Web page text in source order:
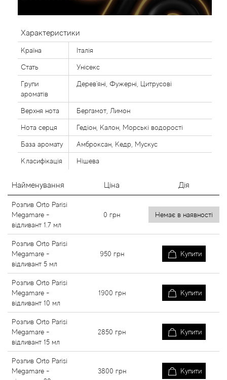
Характеристики
Країна Італія
Стать Унісекс
Групи
ароматів
Дерев'яні, Фужерні, Цитрусові
Верхня нота Бергамот, Лимон
Нота серця Гедіон, Калон, Морські водорості
База аромату Амброксан, Кедр, Мускус
Класифікація Нішева
Найменування Ціна Дія
Розпив Orto Parisi
Megamare -
відливант 1.7 мл
0 грн Немає в наявності
Розпив Orto Parisi
Megamare -
відливант 5 мл
950 грн Купити
Розпив Orto Parisi
Megamare -
відливант 10 мл
1900 грн Купити
Розпив Orto Parisi
Megamare -
відливант 15 мл
2850 грн Купити
Розпив Orto Parisi
Megamare -
3800 грн Купити